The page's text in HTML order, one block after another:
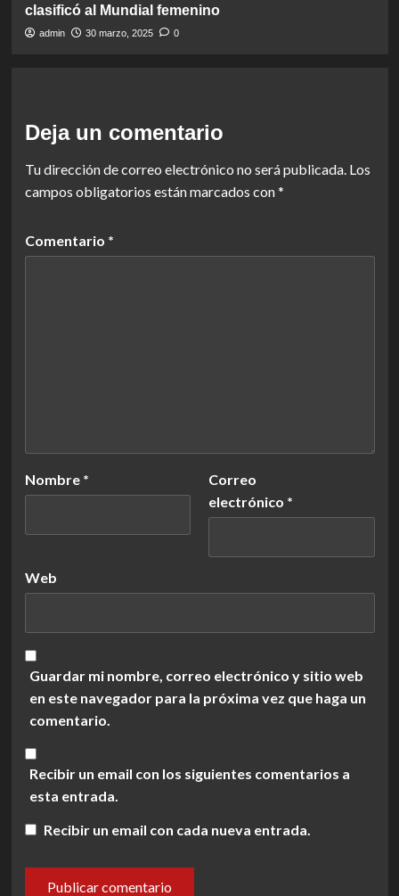
clasificó al Mundial femenino
admin 30 marzo, 2025 0
Deja un comentario
Tu dirección de correo electrónico no será publicada. Los
campos obligatorios están marcados con*
Comentario *
Nombre *
Correo
electrónico *
Web
Guardar mi nombre, correo electrónico y sitio web
en este navegador para la próxima vez que haga un
comentario.
Recibir un email con los siguientes comentarios a
esta entrada.
Recibir un email con cada nueva entrada.